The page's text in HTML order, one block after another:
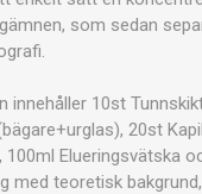
som sedan
innehåller 10st
20st
Elueringsvätska
med teoretisk